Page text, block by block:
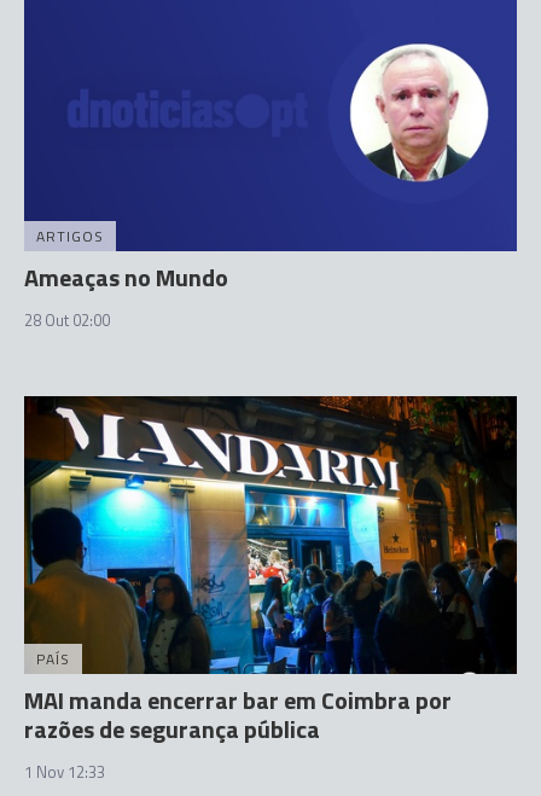
ARTIGOS
Ameaças no Mundo
28 Out 02:00
PAÍS
MAI manda encerrar bar em Coimbra por
razões de segurança pública
1 Nov 12:33